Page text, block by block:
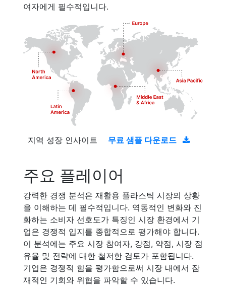
여자에게 필수적입니다.
지역 성장 인사이트 무료 샘플 다운로드
주요 플레이어
강력한 경쟁 분석은 재활용 플라스틱 시장의 상황
을 이해하는 데 필수적입니다. 역동적인 변화와 진
화하는 소비자 선호도가 특징인 시장 환경에서 기
업은 경쟁적 입지를 종합적으로 평가해야 합니다.
이 분석에는 주요 시장 참여자, 강점, 약점, 시장 점
유율 및 전략에 대한 철저한 검토가 포함됩니다.
기업은 경쟁적 힘을 평가함으로써 시장 내에서 잠
재적인 기회와 위협을 파악할 수 있습니다.